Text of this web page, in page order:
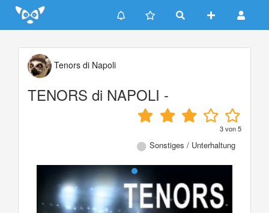
Update cookies preferences
Tenors di Napoli
TENORS di NAPOLI -
3von5
Sonstiges / Unterhaltung